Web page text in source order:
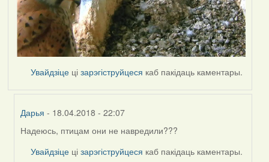
Увайдзіце цізарэгіструйцеся каб пакідаць каментары.
Дарья - 18.04.2018 - 22:07
In
reply
Надеюсь, птицам они не навредили???
Увайдзіце цізарэгіструйцеся каб пакідаць каментары.